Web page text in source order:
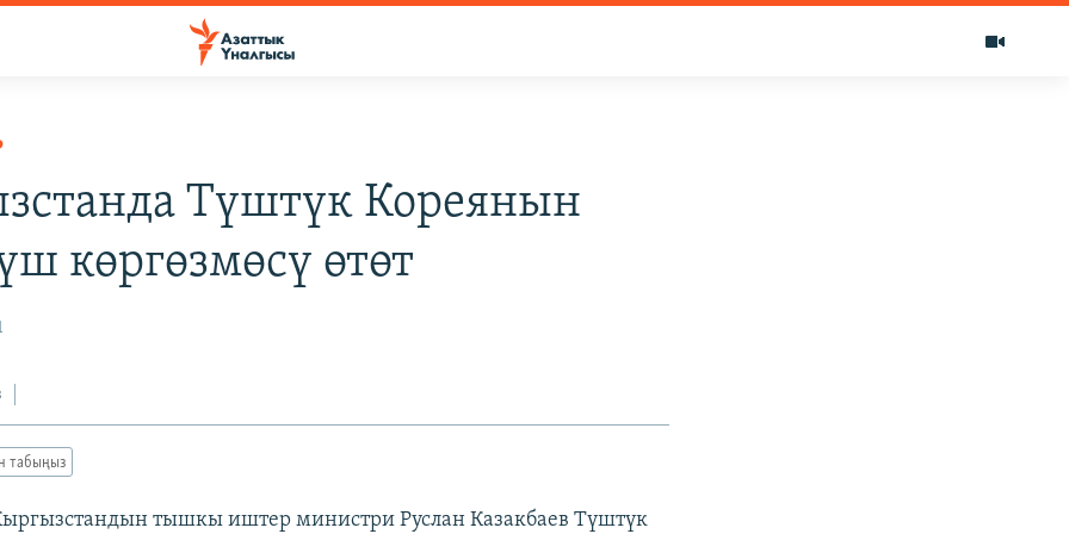
Түштүк Кореянын
көргөзмөсү өтөт
табыңыз
тышкы иштер министри Руслан Казакбаев Түштүк